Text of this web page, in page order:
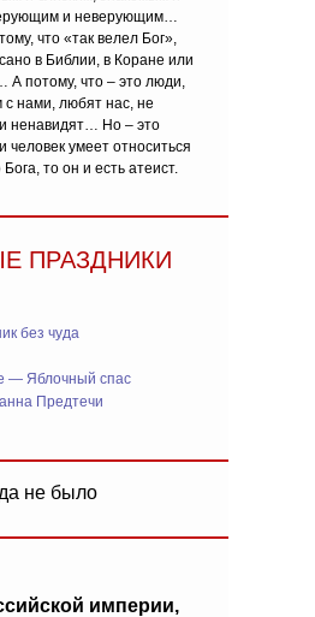
и неверующим…
что «так велел Бог»,
в Библии, в Коране или
А потому, что – это люди,
с нами, любят нас, не
ненавидят… Но – это
умеет относиться
то он и есть атеист.
ПРАЗДНИКИ
без чуда
— Яблочный спас
Предтечи
не было
империи,